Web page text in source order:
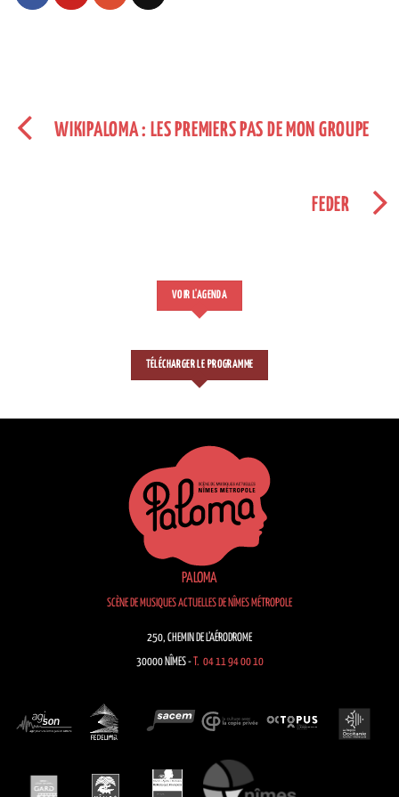
WIKIPALOMA : LES PREMIERS PAS DE MON GROUPE
FEDER
VOIR L'AGENDA
TÉLÉCHARGER LE PROGRAMME
PALOMA
SCÈNE DE MUSIQUES ACTUELLES DE NÎMES MÉTROPOLE
250, CHEMIN DE L’AÉRODROME
30000 NÎMES - T. 04 11 94 00 10